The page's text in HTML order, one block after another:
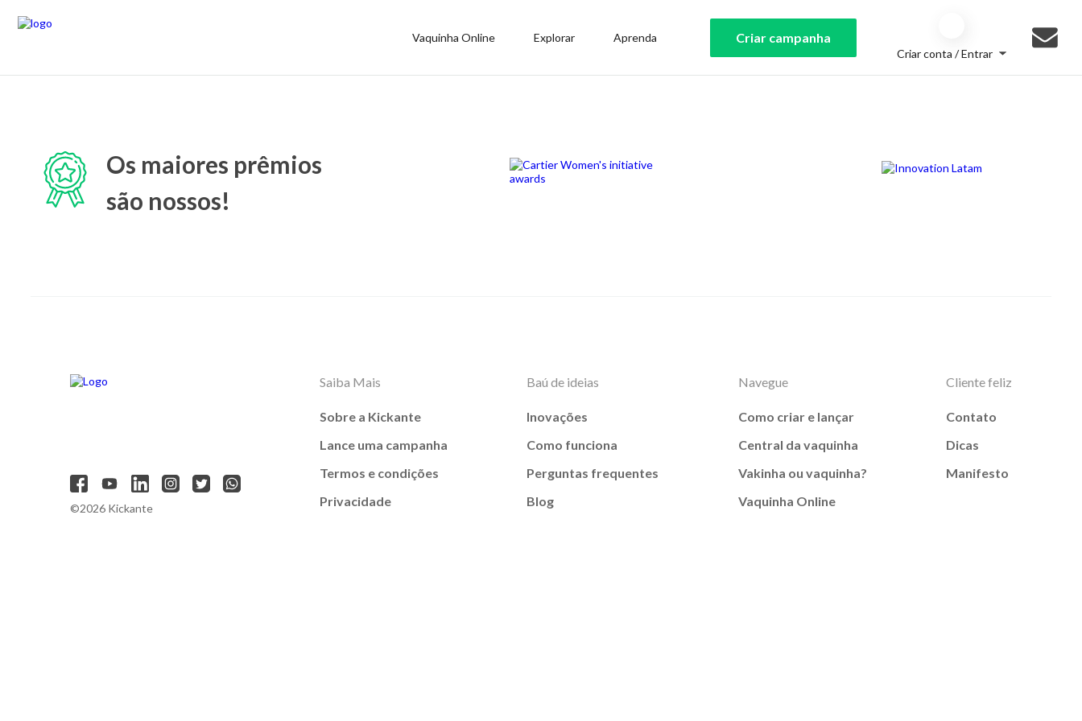
Vaquinha Online Explorar Aprenda Criar campanha
Criar conta / Entrar
Os maiores prêmios
são nossos!
©2026 Kickante
Saiba Mais
Sobre a Kickante
Lance uma campanha
Termos e condições
Privacidade
Baú de ideias
Inovações
Como funciona
Perguntas frequentes
Blog
Navegue
Como criar e lançar
Central da vaquinha
Vakinha ou vaquinha?
Vaquinha Online
Cliente feliz
Contato
Dicas
Manifesto